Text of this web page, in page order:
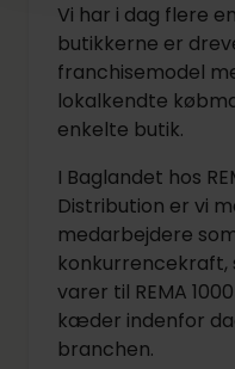
Vi har i dag flere
butikkerne er
franchisemodel
lokalkendte
enkelte butik.
I Baglandet hos
Distribution er vi
medarbejdere
varer til REMA
kæder indenfor
branchen.